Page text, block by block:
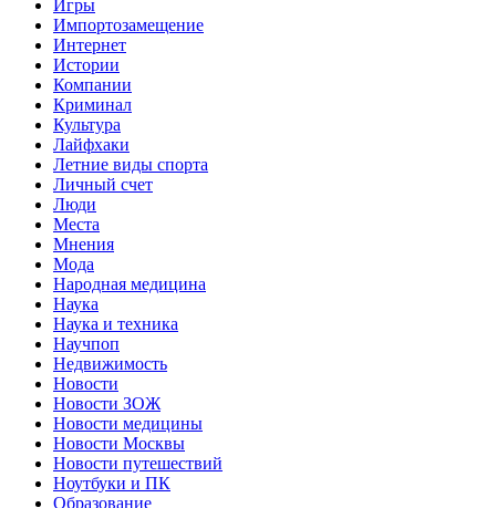
Игры
Импортозамещение
Интернет
Истории
Компании
Криминал
Культура
Лайфхаки
Летние виды спорта
Личный счет
Люди
Места
Мнения
Мода
Народная медицина
Наука
Наука и техника
Научпоп
Недвижимость
Новости
Новости ЗОЖ
Новости медицины
Новости Москвы
Новости путешествий
Ноутбуки и ПК
Образование